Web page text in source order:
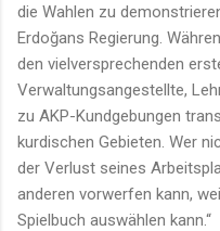
die Wahlen zu
Erdoğans Regierung.
den vielversprechenden
Verwaltungsangestellte,
zu AKP-Kundgebungen
kurdischen Gebieten. Wer
der Verlust seines
anderen vorwerfen kann,
Spielbuch auswählen kann.“